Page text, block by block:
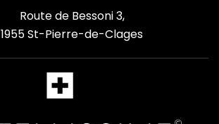
Route de Bessoni 3,
1955 St-Pierre-de-Clages